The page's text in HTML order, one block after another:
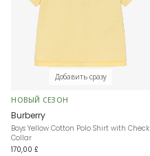
Добавить сразу
НОВЫЙ СЕЗОН
Burberry
Boys Yellow Cotton Polo Shirt with Check
Collar
170,00 £